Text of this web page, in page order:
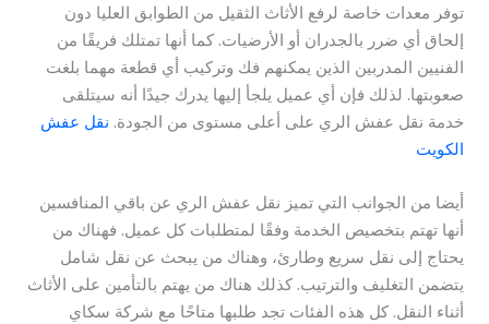
توفر معدات خاصة لرفع الأثاث الثقيل من الطوابق العليا دون
إلحاق أي ضرر بالجدران أو الأرضيات. كما أنها تمتلك فريقًا من
الفنيين المدربين الذين يمكنهم فك وتركيب أي قطعة مهما بلغت
صعوبتها. لذلك فإن أي عميل يلجأ إليها يدرك جيدًا أنه سيتلقى
خدمة نقل عفش الري على أعلى مستوى من الجودة. نقل عفش
الكويت
أيضا من الجوانب التي تميز نقل عفش الري عن باقي المنافسين
أنها تهتم بتخصيص الخدمة وفقًا لمتطلبات كل عميل. فهناك من
يحتاج إلى نقل سريع وطارئ، وهناك من يبحث عن نقل شامل
يتضمن التغليف والترتيب. كذلك هناك من يهتم بالتأمين على الأثاث
أثناء النقل. كل هذه الفئات تجد طلبها متاحًا مع شركة سكاي